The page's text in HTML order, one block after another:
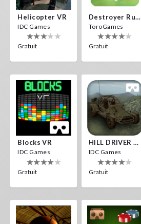
Helicopter VR
IDC Games
Gratuit
Destroyer Run VR
ToroGames
Gratuit
Blocks VR
IDC Games
Gratuit
HILL DRIVER VR
IDC Games
Gratuit